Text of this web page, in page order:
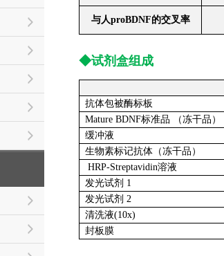
与人proBDNF的交叉率
◆试剂盒组成
抗体包被酶标板
Mature BDNF标准品 （冻干品）
缓冲液
生物素标记抗体（冻干品）
HRP-Streptavidin溶液
发光试剂 1
发光试剂 2
清洗液(10x)
封板膜